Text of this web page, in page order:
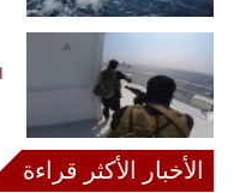
الأخبار الأكثر قراءة